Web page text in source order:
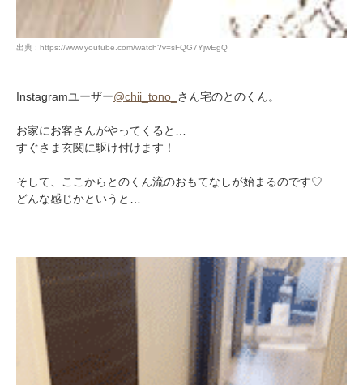
出典 : https://www.youtube.com/watch?v=sFQG7YjwEgQ
Instagramユーザー@chii_tono_ さん宅のとのくん。
お家にお客さんがやってくると…
すぐさま玄関に駆け付けます！
そして、ここからとのくん流のおもてなしが始まるのです♡
どんな感じかというと…